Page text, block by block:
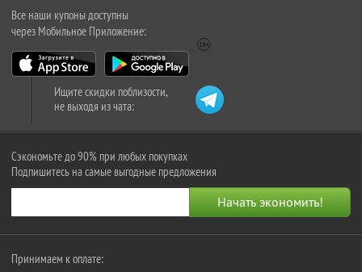
Все наши купоны доступны
через Мобильное Приложение:
Ищите скидки поблизости,
не выходя из чата:
Сэкономьте до 90% при любых покупках
Подпишитесь на самые выгодные предложения
Принимаем к оплате: